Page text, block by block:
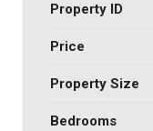
Property ID
Price
Property Size
Bedrooms